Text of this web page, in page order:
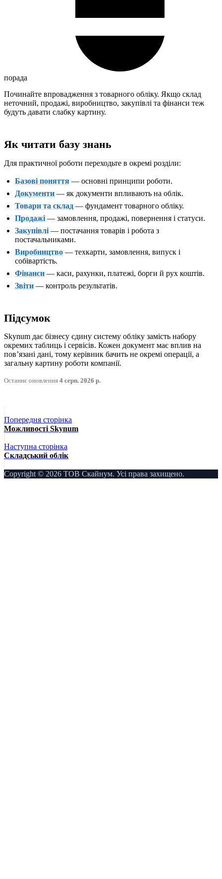
порада
Починайте впровадження з товарного обліку. Якщо склад
неточний, продажі, виробництво, закупівлі та фінанси теж
будуть давати слабку картину.
Як читати базу знань
Для практичної роботи переходьте в окремі розділи:
Базові поняття— основні принципи роботи.
Документи— як документи впливають на облік.
Товари та склад— фундамент товарного обліку.
Продажі— замовлення, продажі, повернення і статуси.
Закупівлі— постачання товарів і робота з
постачальниками.
Виробництво— техкарти, замовлення, випуск і
собівартість.
Фінанси— каси, рахунки, платежі, борги й рух коштів.
Звіти— контроль результатів.
Підсумок
Skynum дає бізнесу єдину систему обліку замість набору
окремих таблиць і сервісів. Кожен документ має вплив на
повʼязані дані, тому керівник бачить не окремі операції, а
загальну картину роботи компанії.
Останнє оновлення 4 серп. 2026 р.
Попередня сторінка
Можливості Skynum
Наступна сторінка
Складський облік
Copyright © 2026 ТОВ Скайнум. Усі права захищено.